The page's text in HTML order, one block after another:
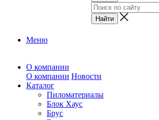
Меню
О компании
О компании Новости
Каталог
Пиломатериалы
Блок Хаус
Брус